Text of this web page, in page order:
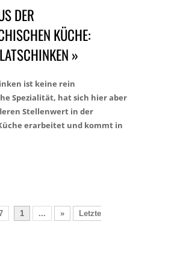
DER Ö
KÜCHE: T
»
ist keine rein
Spezialität, hat sich hier aber
Stellenwert in der
erarbeitet und kommt in
1 ... »
Letzte